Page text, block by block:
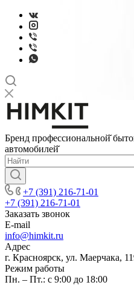
Бренд профессиональной̆
автомобилей̆
+7 (391) 216-71-01
+7 (391) 216-71-01
Заказать звонок
E-mail
info@himkit.ru
Адрес
г. Красноярск, ул. Маерчака,
Режим работы
Пн. – Пт.: с 9:00 до 18:00